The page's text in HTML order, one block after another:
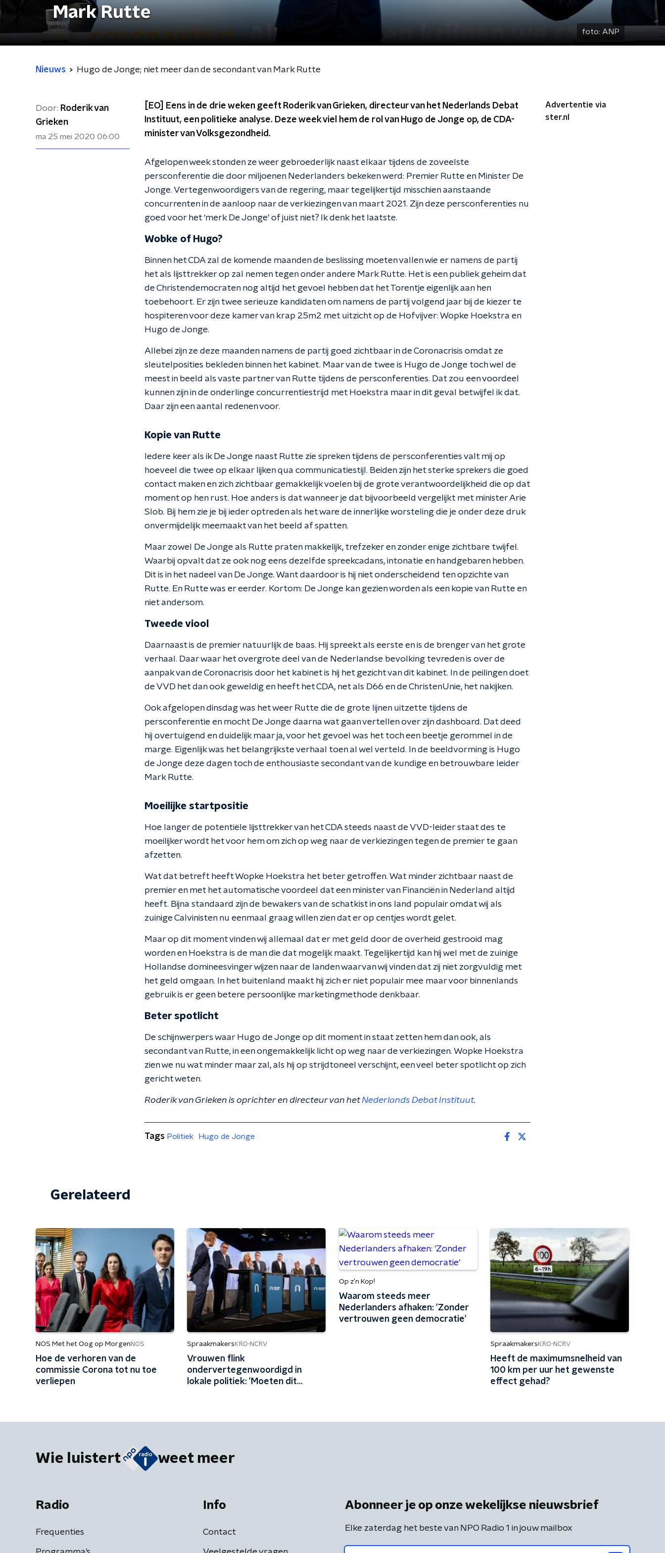
Mark Rutte
foto: ANP
Nieuws Hugo de Jonge; niet meer dan de secondant van Mark Rutte
Door: Roderik van
Grieken
ma 25 mei 2020 06:00
[EO] Eens in de drie weken geeft Roderik van Grieken, directeur van het Nederlands Debat
Instituut, een politieke analyse. Deze week viel hem de rol van Hugo de Jonge op, de CDA-
minister van Volksgezondheid.
Afgelopen week stonden ze weer gebroederlijk naast elkaar tijdens de zoveelste
persconferentie die door miljoenen Nederlanders bekeken werd: Premier Rutte en Minister De
Jonge. Vertegenwoordigers van de regering, maar tegelijkertijd misschien aanstaande
concurrenten in de aanloop naar de verkiezingen van maart 2021. Zijn deze persconferenties nu
goed voor het ‘merk De Jonge’ of juist niet? Ik denk het laatste.
Wobke of Hugo?
Binnen het CDA zal de komende maanden de beslissing moeten vallen wie er namens de partij
het als lijsttrekker op zal nemen tegen onder andere Mark Rutte. Het is een publiek geheim dat
de Christendemocraten nog altijd het gevoel hebben dat het Torentje eigenlijk aan hen
toebehoort. Er zijn twee serieuze kandidaten om namens de partij volgend jaar bij de kiezer te
hospiteren voor deze kamer van krap 25m2 met uitzicht op de Hofvijver: Wopke Hoekstra en
Hugo de Jonge.
Allebei zijn ze deze maanden namens de partij goed zichtbaar in de Coronacrisis omdat ze
sleutelposities bekleden binnen het kabinet. Maar van de twee is Hugo de Jonge toch wel de
meest in beeld als vaste partner van Rutte tijdens de persconferenties. Dat zou een voordeel
kunnen zijn in de onderlinge concurrentiestrijd met Hoekstra maar in dit geval betwijfel ik dat.
Daar zijn een aantal redenen voor.
Kopie van Rutte
Iedere keer als ik De Jonge naast Rutte zie spreken tijdens de persconferenties valt mij op
hoeveel die twee op elkaar lijken qua communicatiestijl. Beiden zijn het sterke sprekers die goed
contact maken en zich zichtbaar gemakkelijk voelen bij de grote verantwoordelijkheid die op dat
moment op hen rust. Hoe anders is dat wanneer je dat bijvoorbeeld vergelijkt met minister Arie
Slob. Bij hem zie je bij ieder optreden als het ware de innerlijke worsteling die je onder deze druk
onvermijdelijk meemaakt van het beeld af spatten.
Maar zowel De Jonge als Rutte praten makkelijk, trefzeker en zonder enige zichtbare twijfel.
Waarbij opvalt dat ze ook nog eens dezelfde spreekcadans, intonatie en handgebaren hebben.
Dit is in het nadeel van De Jonge. Want daardoor is hij niet onderscheidend ten opzichte van
Rutte. En Rutte was er eerder. Kortom: De Jonge kan gezien worden als een kopie van Rutte en
niet andersom.
Tweede viool
Daarnaast is de premier natuurlijk de baas. Hij spreekt als eerste en is de brenger van het grote
verhaal. Daar waar het overgrote deel van de Nederlandse bevolking tevreden is over de
aanpak van de Coronacrisis door het kabinet is hij het gezicht van dit kabinet. In de peilingen doet
de VVD het dan ook geweldig en heeft het CDA, net als D66 en de ChristenUnie, het nakijken.
Ook afgelopen dinsdag was het weer Rutte die de grote lijnen uitzette tijdens de
persconferentie en mocht De Jonge daarna wat gaan vertellen over zijn dashboard. Dat deed
hij overtuigend en duidelijk maar ja, voor het gevoel was het toch een beetje gerommel in de
marge. Eigenlijk was het belangrijkste verhaal toen al wel verteld. In de beeldvorming is Hugo
de Jonge deze dagen toch de enthousiaste secondant van de kundige en betrouwbare leider
Mark Rutte.
Moeilijke startpositie
Hoe langer de potentiële lijsttrekker van het CDA steeds naast de VVD-leider staat des te
moeilijker wordt het voor hem om zich op weg naar de verkiezingen tegen de premier te gaan
afzetten.
Wat dat betreft heeft Wopke Hoekstra het beter getroffen. Wat minder zichtbaar naast de
premier en met het automatische voordeel dat een minister van Financiën in Nederland altijd
heeft. Bijna standaard zijn de bewakers van de schatkist in ons land populair omdat wij als
zuinige Calvinisten nu eenmaal graag willen zien dat er op centjes wordt gelet.
Maar op dit moment vinden wij allemaal dat er met geld door de overheid gestrooid mag
worden en Hoekstra is de man die dat mogelijk maakt. Tegelijkertijd kan hij wel met de zuinige
Hollandse domineesvinger wijzen naar de landen waarvan wij vinden dat zij niet zorgvuldig met
het geld omgaan. In het buitenland maakt hij zich er niet populair mee maar voor binnenlands
gebruik is er geen betere persoonlijke marketingmethode denkbaar.
Beter spotlicht
De schijnwerpers waar Hugo de Jonge op dit moment in staat zetten hem dan ook, als
secondant van Rutte, in een ongemakkelijk licht op weg naar de verkiezingen. Wopke Hoekstra
zien we nu wat minder maar zal, als hij op strijdtoneel verschijnt, een veel beter spotlicht op zich
gericht weten.
Roderik van Grieken is oprichter en directeur van hetNederlands Debat Instituut.
Advertentie via
ster.nl
Tags Politiek Hugo de Jonge
Gerelateerd
NOS Met het Oog op Morgen NOS
Hoe de verhoren van de
commissie Corona tot nu toe
verliepen
Spraakmakers KRO-NCRV
Vrouwen flink
ondervertegenwoordigd in
lokale politiek: 'Moeten dit
Op z’n Kop!
Waarom steeds meer
Nederlanders afhaken: 'Zonder
vertrouwen geen democratie'
Spraakmakers KRO-NCRV
Heeft de maximumsnelheid van
100 km per uur het gewenste
effect gehad?
Wie luistert weet meer
Radio
Frequenties
Info
Contact
Abonneer je op onze wekelijkse nieuwsbrief
Elke zaterdag het beste van NPO Radio 1 in jouw mailbox